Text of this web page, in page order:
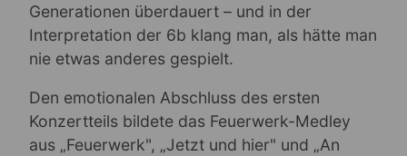
Generationen überdauert – und in der
Interpretation der 6b klang man, als hätte man
nie etwas anderes gespielt.
Den emotionalen Abschluss des ersten
Konzertteils bildete das Feuerwerk-Medley
aus „Feuerwerk", „Jetzt und hier" und „An